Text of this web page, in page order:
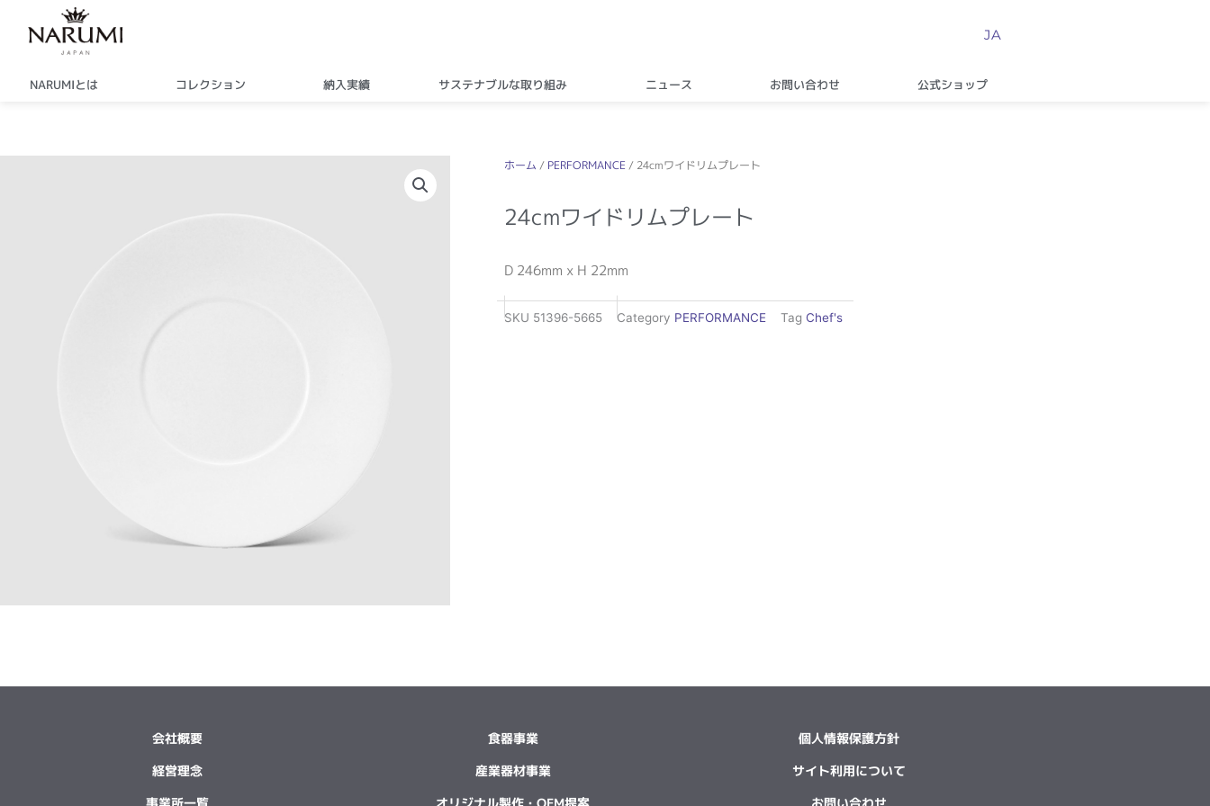
プ
JA
NARUMIとは コレクション 納入実績 サステナブルな取り組み ニュース お問い合わせ 公式ショップ
ホーム / PERFORMANCE / 24cmワイドリムプレート
24cmワイドリムプレート
D 246mm x H 22mm
SKU 51396-5665 Category PERFORMANCE Tag Chef's
会社概要
経営理念
事業所一覧
食器事業
産業器材事業
オリジナル製作・OEM提案
個人情報保護方針
サイト利用について
お問い合わせ